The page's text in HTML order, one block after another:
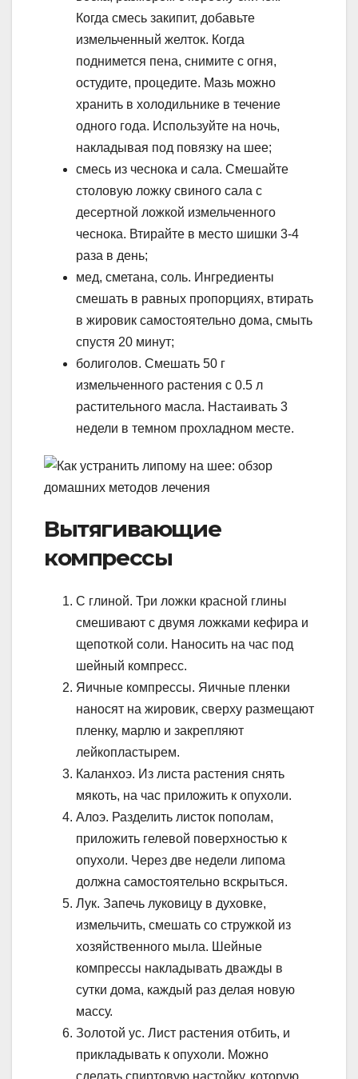
Когда смесь закипит, добавьте
измельченный желток. Когда
поднимется пена, снимите с огня,
остудите, процедите. Мазь можно
хранить в холодильнике в течение
одного года. Используйте на ночь,
накладывая под повязку на шее;
смесь из чеснока и сала. Смешайте
столовую ложку свиного сала с
десертной ложкой измельченного
чеснока. Втирайте в место шишки 3-4
раза в день;
мед, сметана, соль. Ингредиенты
смешать в равных пропорциях, втирать
в жировик самостоятельно дома, смыть
спустя 20 минут;
болиголов. Смешать 50 г
измельченного растения с 0.5 л
растительного масла. Настаивать 3
недели в темном прохладном месте.
Вытягивающие
компрессы
С глиной. Три ложки красной глины
смешивают с двумя ложками кефира и
щепоткой соли. Наносить на час под
шейный компресс.
Яичные компрессы. Яичные пленки
наносят на жировик, сверху размещают
пленку, марлю и закрепляют
лейкопластырем.
Каланхоэ. Из листа растения снять
мякоть, на час приложить к опухоли.
Алоэ. Разделить листок пополам,
приложить гелевой поверхностью к
опухоли. Через две недели липома
должна самостоятельно вскрыться.
Лук. Запечь луковицу в духовке,
измельчить, смешать со стружкой из
хозяйственного мыла. Шейные
компрессы накладывать дважды в
сутки дома, каждый раз делая новую
массу.
Золотой ус. Лист растения отбить, и
прикладывать к опухоли. Можно
сделать спиртовую настойку, которую